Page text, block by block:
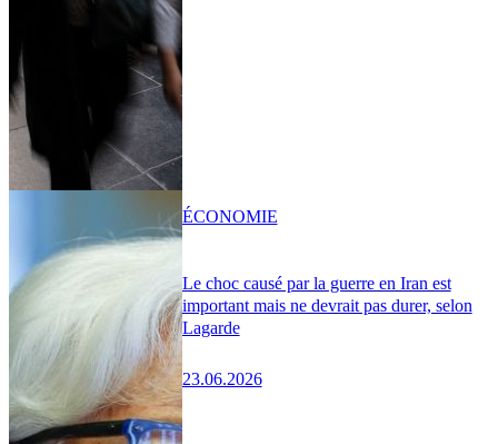
Le choc causé par la guerre en Iran est
important mais ne devrait pas durer, selon
Lagarde
23.06.2026
ÉCONOMIE